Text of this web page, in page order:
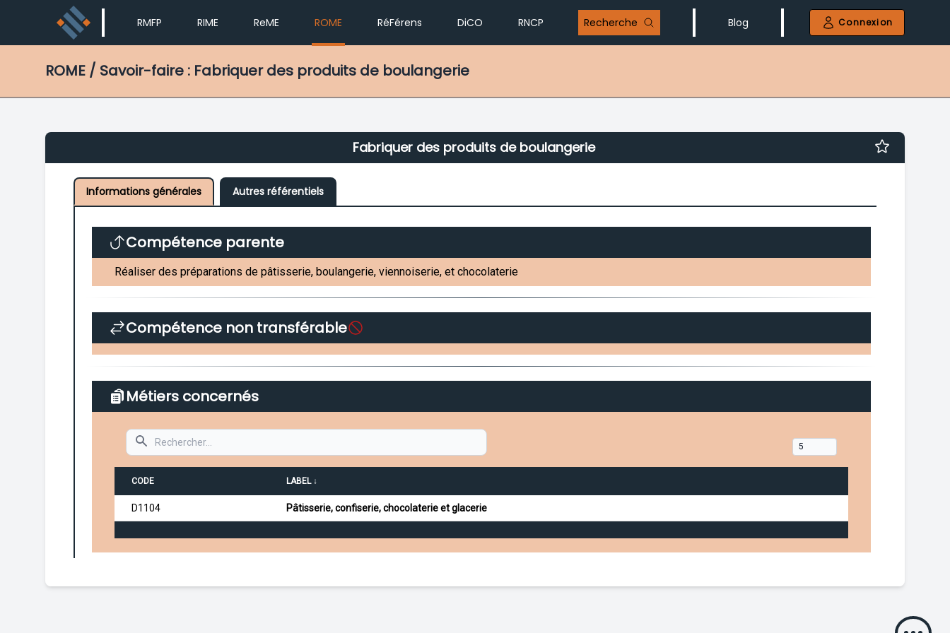
RMFP RIME ReME ROME RéFérens DiCO RNCP Recherche Blog Connexion
ROME / Savoir-faire : Fabriquer des produits de boulangerie
Fabriquer des produits de boulangerie
Informations générales Autres référentiels
Compétence parente
Réaliser des préparations de pâtisserie, boulangerie, viennoiserie, et chocolaterie
Compétence non transférable
Métiers concernés
Search
CODE LABEL ↓
D1104 Pâtisserie, confiserie, chocolaterie et glacerie